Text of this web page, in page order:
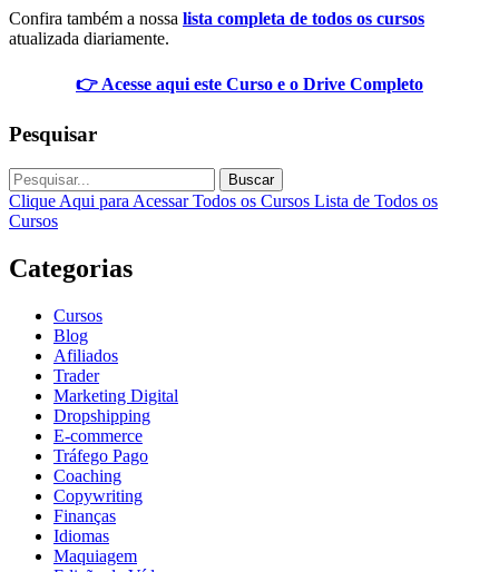
Confira também a nossa lista completa de todos os cursos
atualizada diariamente.
👉 Acesse aqui este Curso e o Drive Completo
Pesquisar
Buscar
Clique Aqui para Acessar Todos os Cursos Lista de Todos os
Cursos
Categorias
Cursos
Blog
Afiliados
Trader
Marketing Digital
Dropshipping
E-commerce
Tráfego Pago
Coaching
Copywriting
Finanças
Idiomas
Maquiagem